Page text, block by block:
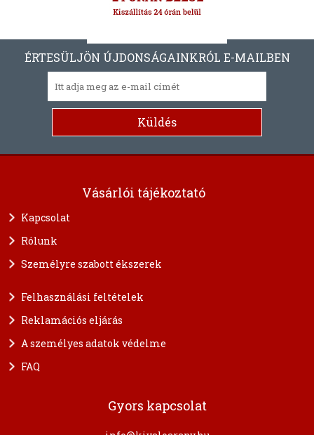
ÉRTESÜLJÖN ÚJDONSÁGAINKRÓL E-MAILBEN
Vásárlói tájékoztató
Kapcsolat
Rólunk
Személyre szabott ékszerek
Felhasználási feltételek
Reklamációs eljárás
A személyes adatok védelme
FAQ
Gyors kapcsolat